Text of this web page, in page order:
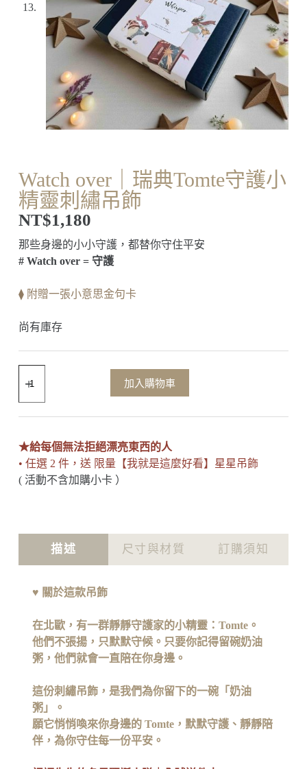
Watch over｜瑞典Tomte守護小
精靈刺繡吊飾
NT$1,180
那些身邊的小小守護，都替你守住平安
# Watch over = 守護
⧫ 附贈一張小意思金句卡
尚有庫存
加入購物車
★給每個無法拒絕漂亮東西的人
• 任選 2 件，送 限量【我就是這麼好看】星星吊飾
( 活動不含加購小卡 ）
描述 尺寸與材質 訂購須知
♥ 關於這款吊飾
在北歐，有一群靜靜守護家的小精靈：Tomte。
他們不張揚，只默默守候。只要你記得留碗奶油
粥，他們就會一直陪在你身邊。
這份刺繡吊飾，是我們為你留下的一碗「奶油
粥」。
願它悄悄喚來你身邊的 Tomte，默默守護、靜靜陪
伴，為你守住每一份平安。